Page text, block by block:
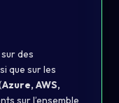
des
que sur les
Azure, AWS,
sur l’ensemble